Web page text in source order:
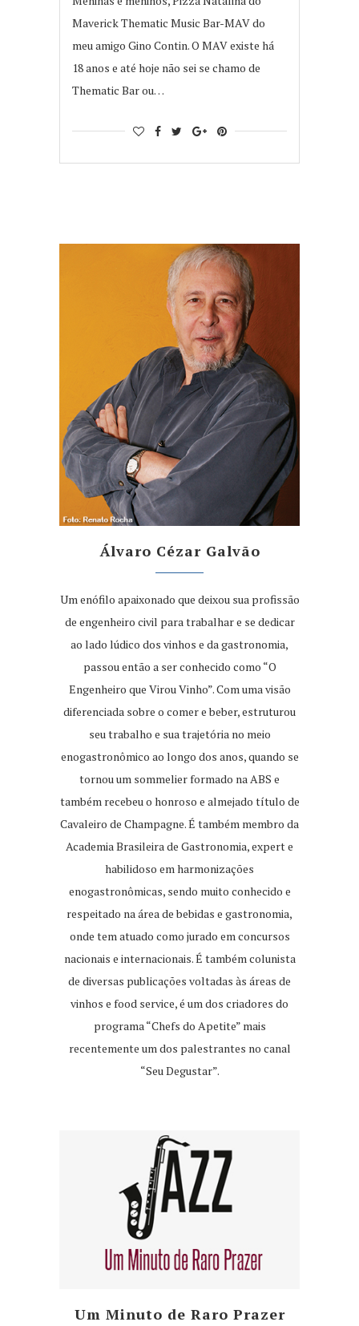
Maverick Thematic Music Bar-MAV do
meu amigo Gino Contin. O MAV existe há
18 anos e até hoje não sei se chamo de
Thematic Bar ou…
Álvaro Cézar Galvão
Um enófilo apaixonado que deixou sua profissão
de engenheiro civil para trabalhar e se dedicar
ao lado lúdico dos vinhos e da gastronomia,
passou então a ser conhecido como “O
Engenheiro que Virou Vinho”. Com uma visão
diferenciada sobre o comer e beber, estruturou
seu trabalho e sua trajetória no meio
enogastronômico ao longo dos anos, quando se
tornou um sommelier formado na ABS e
também recebeu o honroso e almejado título de
Cavaleiro de Champagne. É também membro da
Academia Brasileira de Gastronomia, expert e
habilidoso em harmonizações
enogastronômicas, sendo muito conhecido e
respeitado na área de bebidas e gastronomia,
onde tem atuado como jurado em concursos
nacionais e internacionais. É também colunista
de diversas publicações voltadas às áreas de
vinhos e food service, é um dos criadores do
programa “Chefs do Apetite” mais
recentemente um dos palestrantes no canal
“Seu Degustar”.
Um Minuto de Raro Prazer